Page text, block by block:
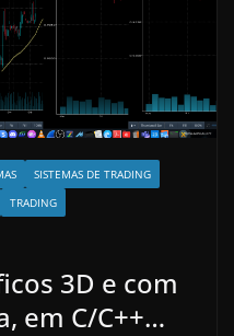
SISTEMAS DE TRADING
TRADING
3D e com
em C/C++…